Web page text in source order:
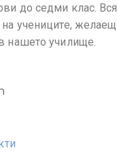
до седми клас.
на учениците,
нашето училище.